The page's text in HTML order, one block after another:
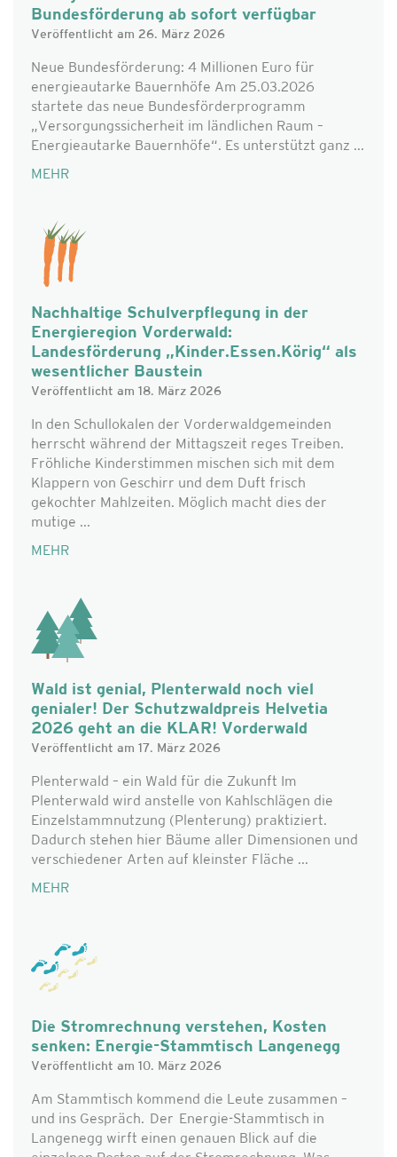
Bundesförderung ab sofort verfügbar
Veröffentlicht am 26. März 2026
Neue Bundesförderung: 4 Millionen Euro für
energieautarke Bauernhöfe Am 25.03.2026
startete das neue Bundesförderprogramm
„Versorgungssicherheit im ländlichen Raum –
Energieautarke Bauernhöfe“. Es unterstützt ganz ...
MEHR
Nachhaltige Schulverpflegung in der
Energieregion Vorderwald:
Landesförderung „Kinder.Essen.Körig“ als
wesentlicher Baustein
Veröffentlicht am 18. März 2026
In den Schullokalen der Vorderwaldgemeinden
herrscht während der Mittagszeit reges Treiben.
Fröhliche Kinderstimmen mischen sich mit dem
Klappern von Geschirr und dem Duft frisch
gekochter Mahlzeiten. Möglich macht dies der
mutige ...
MEHR
Wald ist genial, Plenterwald noch viel
genialer! Der Schutzwaldpreis Helvetia
2026 geht an die KLAR! Vorderwald
Veröffentlicht am 17. März 2026
Plenterwald – ein Wald für die Zukunft Im
Plenterwald wird anstelle von Kahlschlägen die
Einzelstammnutzung (Plenterung) praktiziert.
Dadurch stehen hier Bäume aller Dimensionen und
verschiedener Arten auf kleinster Fläche ...
MEHR
Die Stromrechnung verstehen, Kosten
senken: Energie-Stammtisch Langenegg
Veröffentlicht am 10. März 2026
Am Stammtisch kommend die Leute zusammen –
und ins Gespräch. Der Energie-Stammtisch in
Langenegg wirft einen genauen Blick auf die